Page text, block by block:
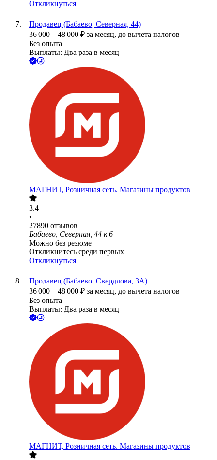
Откликнуться
Продавец (Бабаево, Северная, 44)
36 000 – 48 000 ₽ за месяц, до вычета налогов
Без опыта
Выплаты: Два раза в месяц
МАГНИТ, Розничная сеть. Магазины продуктов
3.4
•
27890 отзывов
Бабаево, Северная, 44 к 6
Можно без резюме
Откликнитесь среди первых
Откликнуться
Продавец (Бабаево, Свердлова, 3А)
36 000 – 48 000 ₽ за месяц, до вычета налогов
Без опыта
Выплаты: Два раза в месяц
МАГНИТ, Розничная сеть. Магазины продуктов